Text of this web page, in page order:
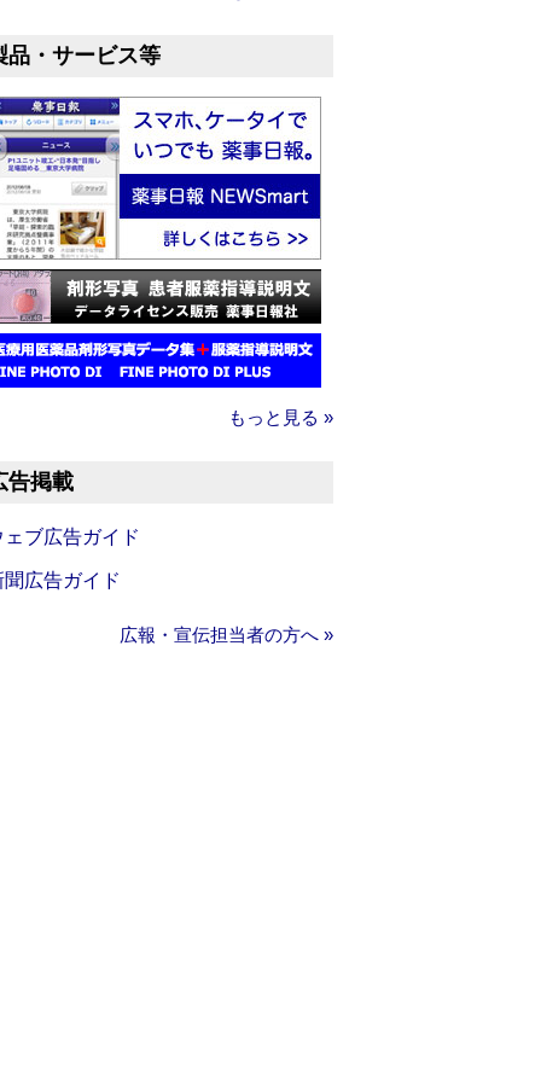
品・サービス等
もっと見る »
告掲載
ェブ広告ガイド
聞広告ガイド
広報・宣伝担当者の方へ »